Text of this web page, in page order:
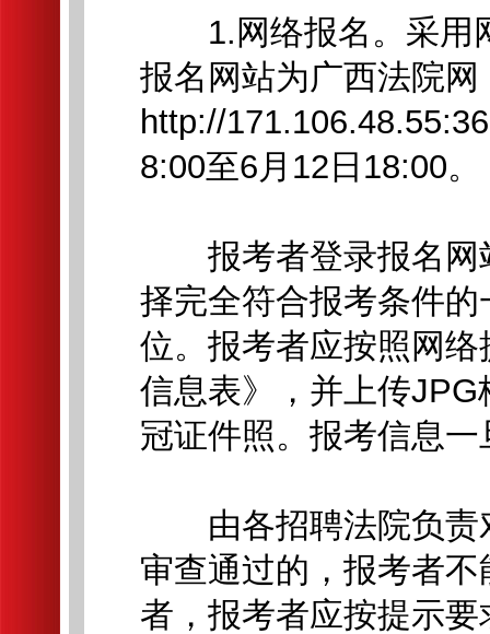
1.网络报名。采用
报名网站为广西法院网
http://
8:00至6月12日18:00。
报考者登录报名网
择完全符合报考条件
位。报考者应按照网
信息表》，并上传
冠证件照。报考信息
由各招聘法院负责
审查通过的，报考者
者，报考者应按提示